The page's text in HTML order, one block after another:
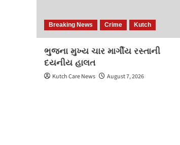
Breaking News Crime Kutch
ભુજના મુખ્ય ચાર માર્ગીય રસ્તાની
દયનીય હાલત
Kutch Care News August 7, 2026